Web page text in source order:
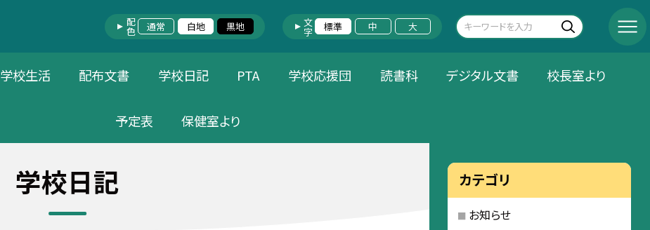
配色 通常 白地 黒地 文字 標準 中 大
学校生活 配布文書 学校日記 PTA 学校応援団 読書科 デジタル文書 校長室より
予定表 保健室より
学校日記 カテゴリ
お知らせ